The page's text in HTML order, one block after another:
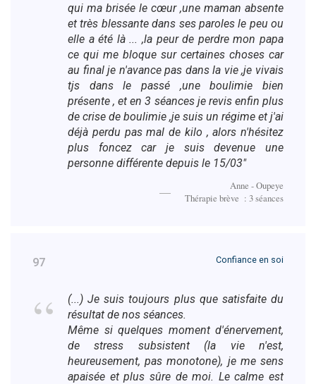
qui ma brisée le cœur ,une maman absente
et très blessante dans ses paroles le peu ou
elle a été là ... ,la peur de perdre mon papa
ce qui me bloque sur certaines choses car
au final je n'avance pas dans la vie ,je vivais
tjs dans le passé ,une boulimie bien
présente , et en 3 séances je revis enfin plus
de crise de boulimie ,je suis un régime et j'ai
déjà perdu pas mal de kilo , alors n'hésitez
plus foncez car je suis devenue une
personne différente depuis le 15/03"
Anne - Oupeye
Thérapie brève : 3 séances
97 Confiance en soi
(...) Je suis toujours plus que satisfaite du
résultat de nos séances.
Même si quelques moment d'énervement,
de stress subsistent (la vie n'est,
heureusement, pas monotone), je me sens
apaisée et plus sûre de moi. Le calme est